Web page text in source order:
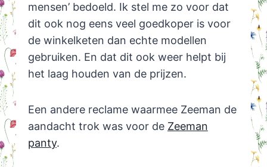
mensen’ bedoeld. Ik stel me zo voor dat
dit ook nog eens veel goedkoper is voor
de winkelketen dan echte modellen
gebruiken. En dat dit ook weer helpt bij
het laag houden van de prijzen.
Een andere reclame waarmee Zeeman de
aandacht trok was voor de Zeeman
panty.